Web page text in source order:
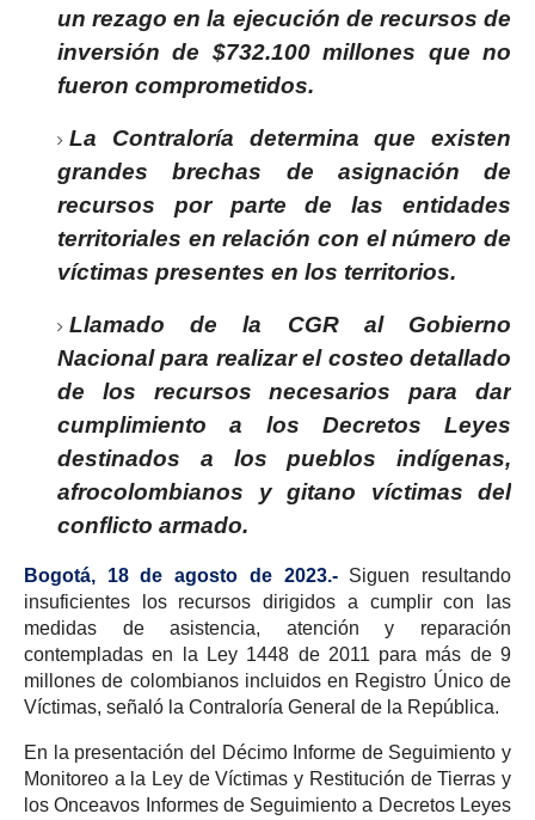
un rezago en la ejecución de recursos de
inversión de $732.100 millones que no
fueron comprometidos.
La Contraloría determina que existen
grandes brechas de asignación de
recursos por parte de las entidades
territoriales en relación con el número de
víctimas presentes en los territorios.
Llamado de la CGR al Gobierno
Nacional para realizar el costeo detallado
de los recursos necesarios para dar
cumplimiento a los Decretos Leyes
destinados a los pueblos indígenas,
afrocolombianos y gitano víctimas del
conflicto armado.
Bogotá, 18 de agosto de 2023.- Siguen resultando
insuficientes los recursos dirigidos a cumplir con las
medidas de asistencia, atención y reparación
contempladas en la Ley 1448 de 2011 para más de 9
millones de colombianos incluidos en Registro Único de
Víctimas, señaló la Contraloría General de la República.
En la presentación del Décimo Informe de Seguimiento y
Monitoreo a la Ley de Víctimas y Restitución de Tierras y
los Onceavos Informes de Seguimiento a Decretos Leyes